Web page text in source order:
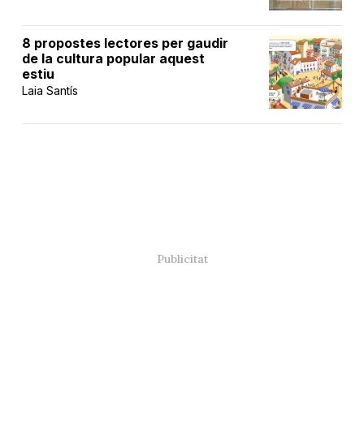
8 propostes lectores per gaudir
de la cultura popular aquest
estiu
Laia Santís